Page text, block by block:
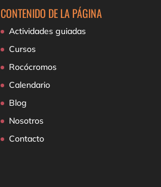
CONTENIDO DE LA PÁGINA
Actividades guiadas
Cursos
Rocócromos
Calendario
Blog
Nosotros
Contacto